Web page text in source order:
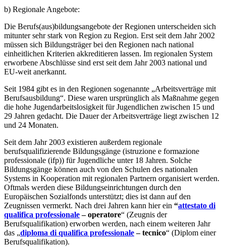
b) Regionale Angebote:
Die Berufs(aus)bildungsangebote der Regionen unterscheiden sich
mitunter sehr stark von Region zu Region. Erst seit dem Jahr 2002
müssen sich Bildungsträger bei den Regionen nach national
einheitlichen Kriterien akkreditieren lassen. Im regionalen System
erworbene Abschlüsse sind erst seit dem Jahr 2003 national und
EU-weit anerkannt.
Seit 1984 gibt es in den Regionen sogenannte „Arbeitsverträge mit
Berufsausbildung“. Diese waren ursprünglich als Maßnahme gegen
die hohe Jugendarbeitslosigkeit für Jugendlichen zwischen 15 und
29 Jahren gedacht. Die Dauer der Arbeitsverträge liegt zwischen 12
und 24 Monaten.
Seit dem Jahr 2003 existieren außerdem regionale
berufsqualifizierende Bildungsgänge (istruzione e formazione
professionale (ifp)) für Jugendliche unter 18 Jahren. Solche
Bildungsgänge können auch von den Schulen des nationalen
Systems in Kooperation mit regionalen Partnern organisiert werden.
Oftmals werden diese Bildungseinrichtungen durch den
Europäischen Sozialfonds unterstützt; dies ist dann auf den
Zeugnissen vermerkt. Nach drei Jahren kann hier ein “attestato di
qualifica professionale– operatore“ (Zeugnis der
Berufsqualifikation) erworben werden, nach einem weiteren Jahr
das „diploma di qualifica professionale– tecnico“ (Diplom einer
Berufsqualifikation).